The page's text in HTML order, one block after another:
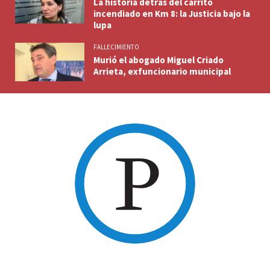
incendiado en Km 8: la Justicia bajo la
lupa
FALLECIMIENTO
Murió el abogado Miguel Criado
Arrieta, exfuncionario municipal